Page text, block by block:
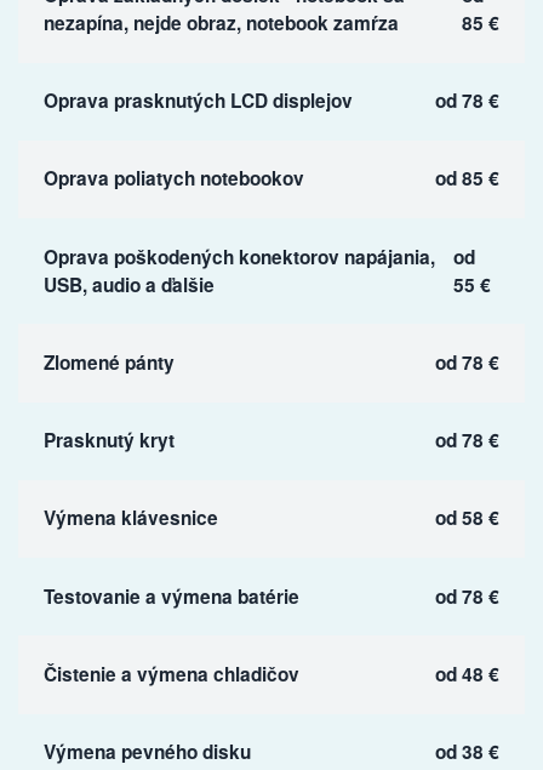
nezapína, nejde obraz, notebook zamŕza
85 €
Oprava prasknutých LCD displejov od 78 €
Oprava poliatych notebookov od 85 €
Oprava poškodených konektorov napájania,
USB, audio a ďalšie
od
55 €
Zlomené pánty od 78 €
Prasknutý kryt od 78 €
Výmena klávesnice od 58 €
Testovanie a výmena batérie od 78 €
Čistenie a výmena chladičov od 48 €
Výmena pevného disku od 38 €